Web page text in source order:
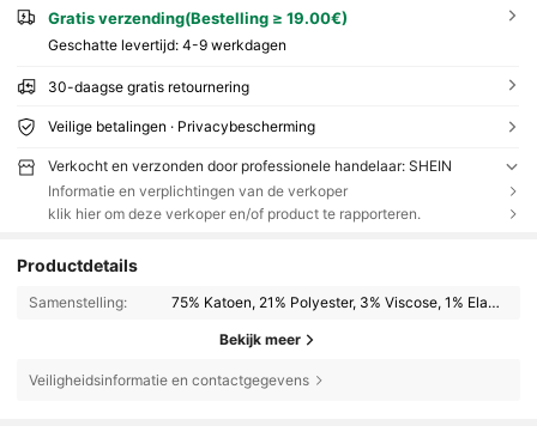
Gratis verzending(Bestelling ≥ 19.00€)
Geschatte levertijd: 4-9 werkdagen
30-daagse gratis retournering
Veilige betalingen · Privacybescherming
Verkocht en verzonden door professionele handelaar: SHEIN
Informatie en verplichtingen van de verkoper
klik hier om deze verkoper en/of product te rapporteren.
Productdetails
Samenstelling: 75% Katoen, 21% Polyester, 3% Viscose, 1% Elastaan
Bekijk meer
Veiligheidsinformatie en contactgegevens